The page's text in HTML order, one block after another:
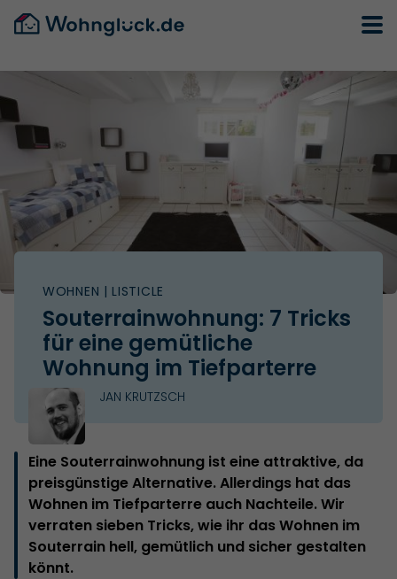
WOHNEN | LISTICLE
Souterrainwohnung: 7 Tricks
für eine gemütliche
Wohnung im Tiefparterre
JAN KRUTZSCH
Eine Souterrainwohnung ist eine attraktive, da
preisgünstige Alternative. Allerdings hat das
Wohnen im Tiefparterre auch Nachteile. Wir
verraten sieben Tricks, wie ihr das Wohnen im
Souterrain hell, gemütlich und sicher gestalten
könnt.